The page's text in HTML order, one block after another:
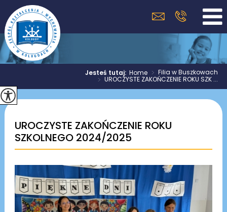
Jesteś tutaj:Home > Filia w Buszkowach
> UROCZYSTE ZAKOŃCZENIE ROKU SZK ...
UROCZYSTE ZAKOŃCZENIE ROKU
SZKOLNEGO 2024/2025